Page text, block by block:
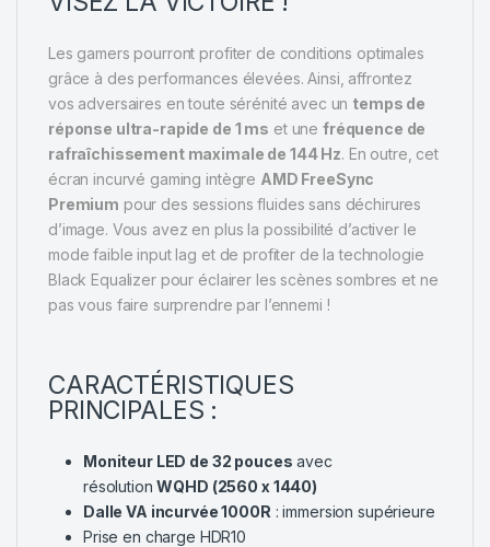
Les gamers pourront profiter de conditions optimales
grâce à des performances élevées. Ainsi, affrontez
vos adversaires en toute sérénité avec un temps de
réponse ultra-rapide de 1 ms et une fréquence de
rafraîchissement maximale de 144 Hz. En outre, cet
écran incurvé gaming intègre AMD FreeSync
Premium pour des sessions fluides sans déchirures
d’image. Vous avez en plus la possibilité d’activer le
mode faible input lag et de profiter de la technologie
Black Equalizer pour éclairer les scènes sombres et ne
pas vous faire surprendre par l’ennemi !
CARACTÉRISTIQUES
PRINCIPALES :
Moniteur LED de 32 pouces avec
résolutionWQHD (2560 x 1440)
Dalle VA incurvée 1000R : immersion supérieure
Prise en charge HDR10